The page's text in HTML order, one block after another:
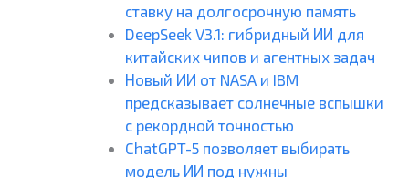
ставку на долгосрочную память
DeepSeek V3.1: гибридный ИИ для
китайских чипов и агентных задач
Новый ИИ от NASA и IBM
предсказывает солнечные вспышки
с рекордной точностью
ChatGPT-5 позволяет выбирать
модель ИИ под нужны